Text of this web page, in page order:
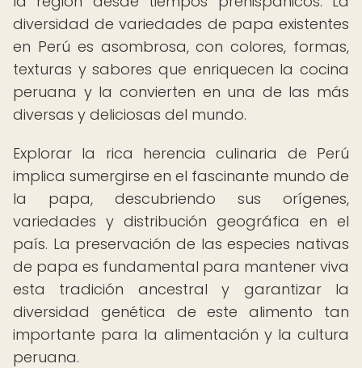
diversidad de variedades de papa existentes
en Perú es asombrosa, con colores, formas,
texturas y sabores que enriquecen la cocina
peruana y la convierten en una de las más
diversas y deliciosas del mundo.
Explorar la rica herencia culinaria de Perú
implica sumergirse en el fascinante mundo de
la papa, descubriendo sus orígenes,
variedades y distribución geográfica en el
país. La preservación de las especies nativas
de papa es fundamental para mantener viva
esta tradición ancestral y garantizar la
diversidad genética de este alimento tan
importante para la alimentación y la cultura
peruana.